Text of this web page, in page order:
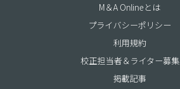
M＆A Onlineとは
プライバシーポリシー
利用規約
校正担当者＆ライター募集
掲載記事